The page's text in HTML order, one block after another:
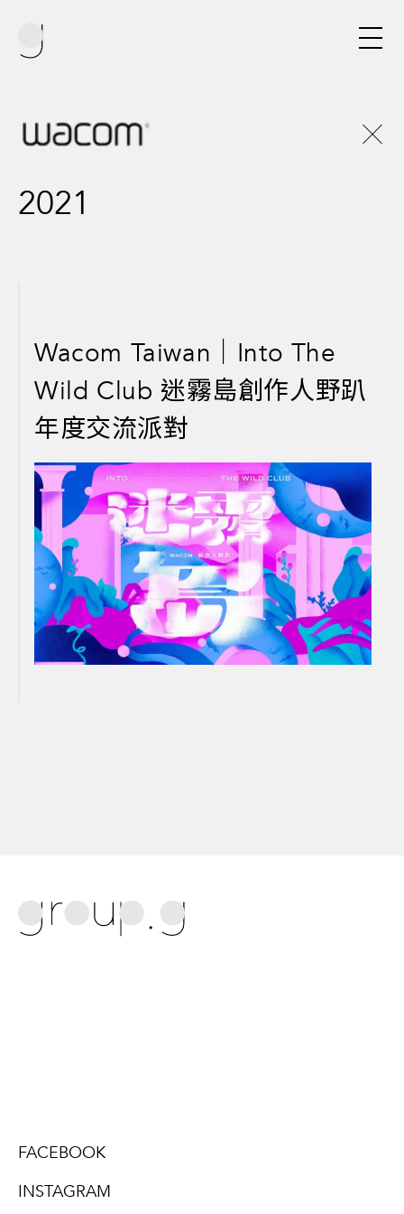
2021
Wacom Taiwan｜Into The
Wild Club 迷霧島創作人野趴
年度交流派對
FACEBOOK
INSTAGRAM